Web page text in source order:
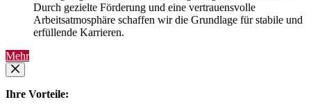
Durch gezielte Förderung und eine vertrauensvolle
Arbeitsatmosphäre schaffen wir die Grundlage für stabile und
erfüllende Karrieren.
Mehr
Ihre Vorteile: